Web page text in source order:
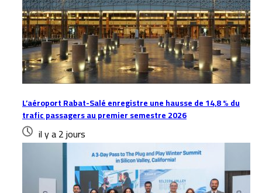
L’aéroport Rabat-Salé enregistre une hausse de 14,8 % du
trafic passagers au premier semestre 2026
il y a 2 jours